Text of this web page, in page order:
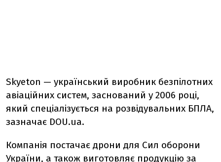
Skyeton — український виробник безпілотних
авіаційних систем, заснований у 2006 році,
який спеціалізується на розвідувальних БПЛА,
зазначає DOU.ua.
Компанія постачає дрони для Сил оборони
України, а також виготовляє продукцію за